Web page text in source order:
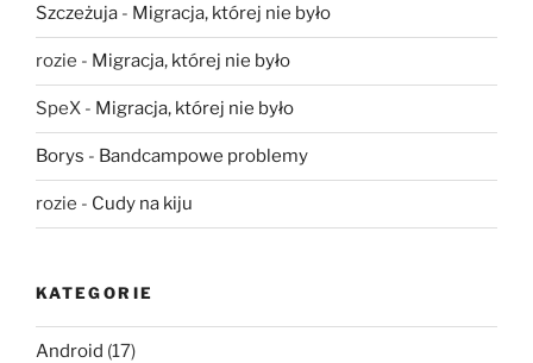
Szczeżuja - Migracja, której nie było
rozie - Migracja, której nie było
SpeX - Migracja, której nie było
Borys - Bandcampowe problemy
rozie - Cudy na kiju
KATEGORIE
Android (17)